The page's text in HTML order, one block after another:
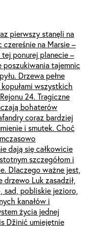
pierwszy stanęli na
na Marsie –
ponurej planecie –
poszukiwania tajemnic
Drzewa pełne
wszystkich
24. Tragiczne
bohaterów
coraz bardziej
i smutek. Choć
dają się całkowicie
szczegółom i
Dlaczego ważne jest,
Luk zasadził,
sad, pobliskie jezioro,
kanałów i
życia jednej
Džinić umiejętnie